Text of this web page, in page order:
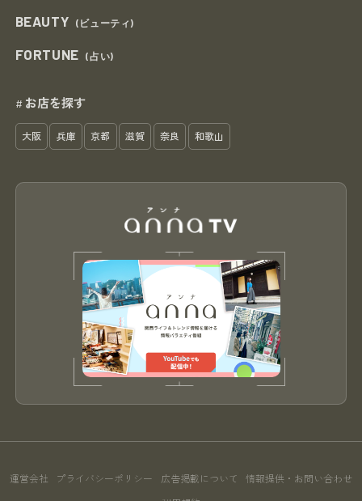
BEAUTY (ビューティ)
FORTUNE (占い)
# お店を探す
大阪 兵庫 京都 滋賀 奈良 和歌山
運営会社 プライバシーポリシー 広告掲載について 情報提供・お問い合わせ